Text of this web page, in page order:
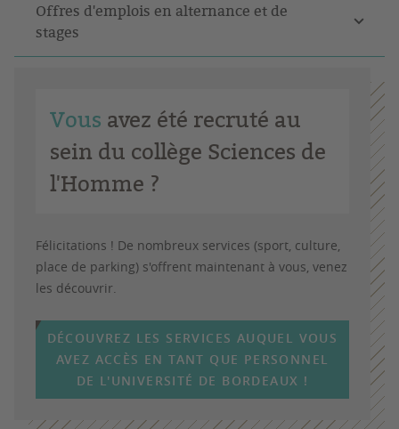
Offres d'emplois en alternance et de
stages
Vous avez été recruté au
sein du collège Sciences de
l'Homme ?
Félicitations ! De nombreux services (sport, culture,
place de parking) s'offrent maintenant à vous, venez
les découvrir.
DÉCOUVREZ LES SERVICES AUQUEL VOUS
AVEZ ACCÈS EN TANT QUE PERSONNEL
DE L'UNIVERSITÉ DE BORDEAUX !